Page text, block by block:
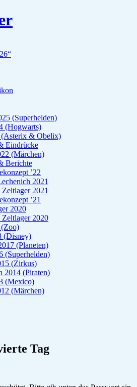
(Superhelden)
(Hogwarts)
(Asterix & Obelix)
Eindrücke
(Märchen)
Berichte
’22
2021
Zeltlager 2021
’21
2020
Zeltlager 2020
(Zoo)
(Disney)
(Planeten)
(Superhelden)
(Zirkus)
2014 (Piraten)
(Mexico)
(Märchen)
Tag